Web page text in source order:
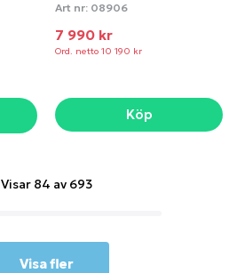
Art nr: 08906
7 990 kr
Ord. netto 10 190 kr
Köp
Visar 84 av 693
Visa fler